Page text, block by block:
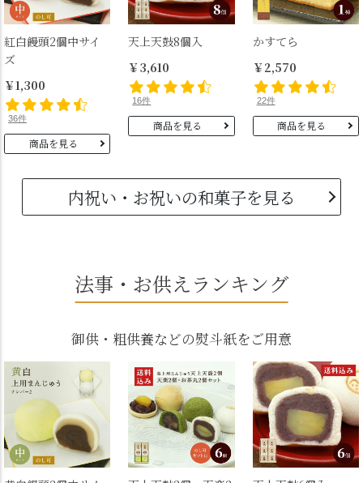
紅白饅頭2個中サイ
ズ
￥1,300
36件
商品を見る
天上天鼓8個入
￥3,610
16件
商品を見る
かすてら
￥2,570
22件
商品を見る
内祝い・お祝いの和菓子を見る
法事・お供えランキング
御供・粗供養などの熨斗紙をご用意